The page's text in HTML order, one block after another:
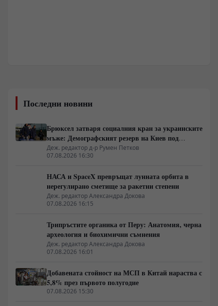
Последни новини
Брюксел затваря социалния кран за украинските
мъже: Демографският резерв на Киев под
европейска преса
Деж. редактор д-р Румен Петков
07.08.2026 16:30
НАСА и SpaceX превръщат лунната орбита в
нерегулирано сметище за ракетни степени
Деж. редактор Александра Докова
07.08.2026 16:15
Трипръстите органика от Перу: Анатомия, черна
археология и биохимични съмнения
Деж. редактор Александра Докова
07.08.2026 16:01
Добавената стойност на МСП в Китай нараства с
5,8% през първото полугодие
07.08.2026 15:30